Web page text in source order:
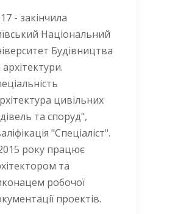
- закінчила
Національний
Будівництва
архітектури.
цивільних
та споруд",
"Спеціаліст".
року працює
та
робочої
проектів.